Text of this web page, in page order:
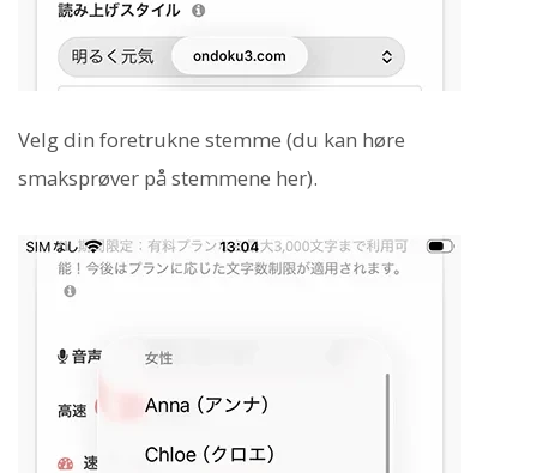
Velg din foretrukne stemme (du kan høre
smaksprøver på stemmene her).